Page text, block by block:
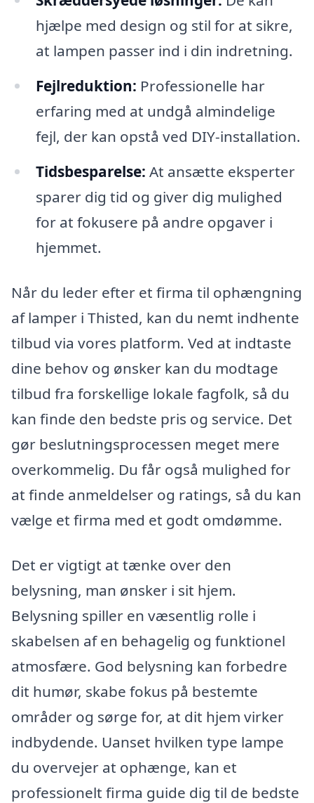
hjælpe med design og stil for at sikre,
at lampen passer ind i din indretning.
Fejlreduktion: Professionelle har
erfaring med at undgå almindelige
fejl, der kan opstå ved DIY-installation.
Tidsbesparelse: At ansætte eksperter
sparer dig tid og giver dig mulighed
for at fokusere på andre opgaver i
hjemmet.
Når du leder efter et firma til ophængning
af lamper i Thisted, kan du nemt indhente
tilbud via vores platform. Ved at indtaste
dine behov og ønsker kan du modtage
tilbud fra forskellige lokale fagfolk, så du
kan finde den bedste pris og service. Det
gør beslutningsprocessen meget mere
overkommelig. Du får også mulighed for
at finde anmeldelser og ratings, så du kan
vælge et firma med et godt omdømme.
Det er vigtigt at tænke over den
belysning, man ønsker i sit hjem.
Belysning spiller en væsentlig rolle i
skabelsen af en behagelig og funktionel
atmosfære. God belysning kan forbedre
dit humør, skabe fokus på bestemte
områder og sørge for, at dit hjem virker
indbydende. Uanset hvilken type lampe
du overvejer at ophænge, kan et
professionelt firma guide dig til de bedste